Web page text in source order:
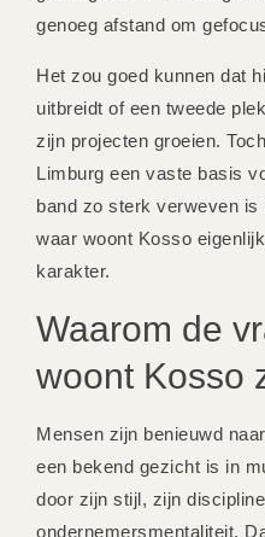
genoeg afstand om
Het zou goed kunnen dat
uitbreidt of een tweede
zijn projecten groeien.
Limburg een vaste basis
band zo sterk verweven
waar woont Kosso
karakter.
Waarom de
woont Kosso
Mensen zijn benieuwd
een bekend gezicht is in
door zijn stijl, zijn
ondernemersmentaliteit.